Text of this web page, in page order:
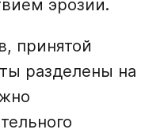
эрозии.
принятой
разделены на